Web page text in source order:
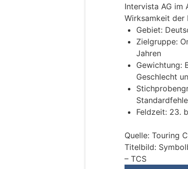
Intervista AG im
Wirksamkeit der
Gebiet:
Zielgruppe:
Jahren
Gewichtung:
Geschlecht
Feldzeit: 23.
Quelle: Touring
Titelbild:
– TCS